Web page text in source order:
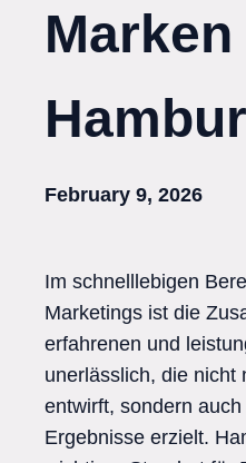
Marken
February 9, 2026
Im schnelllebigen
Marketings ist die
erfahrenen und
unerlässlich, die nicht
entwirft, sondern
Ergebnisse erzielt.